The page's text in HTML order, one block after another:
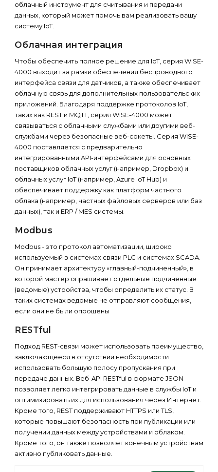
облачный инструмент для считывания и передачи
данных, который может помочь вам реализовать вашу
систему IoT.
Облачная интеграция
Чтобы обеспечить полное решение для IoT, серия WISE-
4000 выходит за рамки обеспечения беспроводного
интерфейса связи для датчиков, а также обеспечивает
облачную связь для дополнительных пользовательских
приложений. Благодаря поддержке протоколов IoT,
таких как REST и MQTT, серия WISE-4000 может
связываться с облачными службами или другими веб-
службами через безопасные веб-сокеты. Серия WISE-
4000 поставляется с предварительно
интегрированными API-интерфейсами для основных
поставщиков облачных услуг (например, Dropbox) и
облачных услуг IoT (например, Azure IoT Hub) и
обеспечивает поддержку как платформ частного
облака (например, частных файловых серверов или баз
данных), так и ERP / MES системы.
Modbus
Modbus - это протокол автоматизации, широко
используемый в системах связи PLC и системах SCADA.
Он принимает архитектуру «главный-подчиненный», в
которой мастер опрашивает отдельные подчиненные
(ведомые) устройства, чтобы определить их статус. В
таких системах ведомые не отправляют сообщения,
если они не были опрошены
RESTful
Подход REST-связи может использовать преимущество,
заключающееся в отсутствии необходимости
использовать большую полосу пропускания при
передаче данных. Веб-API RESTful в формате JSON
позволяет легко интегрировать данные в службы IoT и
оптимизировать их для использования через Интернет.
Кроме того, REST поддерживают HTTPS или TLS,
которые повышают безопасность при публикации или
получении данных между устройствами и облаком.
Кроме того, он также позволяет конечным устройствам
активно публиковать данные.